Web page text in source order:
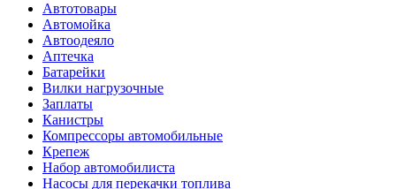
Автотовары
Автомойка
Автоодеяло
Аптечка
Батарейки
Вилки нагрузочные
Заплаты
Канистры
Компрессоры автомобильные
Крепеж
Набор автомобилиста
Насосы для перекачки топлива